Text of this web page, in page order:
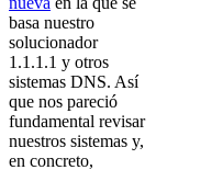
basa nuestro
solucionador
1.1.1.1 y otros
sistemas DNS. Así
que nos pareció
fundamental revisar
nuestros sistemas y,
en concreto,